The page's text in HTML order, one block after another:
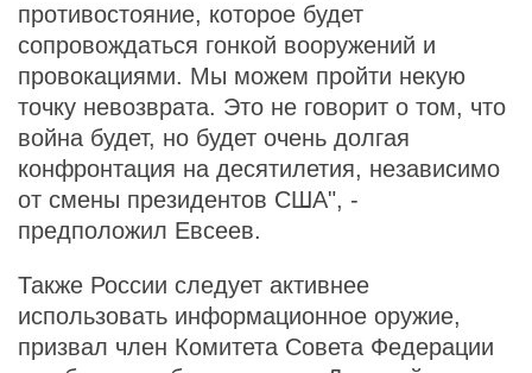
противостояние, которое будет
сопровождаться гонкой вооружений и
провокациями. Мы можем пройти некую
точку невозврата. Это не говорит о том, что
война будет, но будет очень долгая
конфронтация на десятилетия, независимо
от смены президентов США", -
предположил Евсеев.
Также России следует активнее
использовать информационное оружие,
призвал член Комитета Совета Федерации